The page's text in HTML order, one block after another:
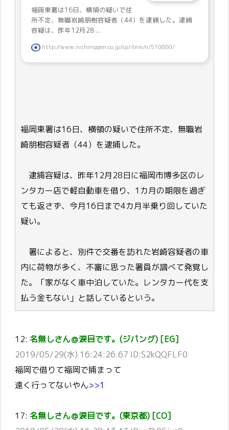
福岡東署は16日、横領の疑いで住
所不定、無職岩崎朋樹容疑者（44）を逮捕した。逮捕
容疑は、昨年12月28 ...
http://www.nishinippon.co.jp/sp/item/n/510800/
福岡東署は16日、横領の疑いで住所不定、無職岩
崎朋樹容疑者（44）を逮捕した。
逮捕容疑は、昨年12月28日に福岡市博多区のレ
ンタカー店で軽自動車を借り、1カ月の期限を過ぎ
ても返さず、今月16日まで4カ月半乗り回していた
疑い。
署によると、別件で交番を訪れた岩崎容疑者の車
内に荷物が多く、不審に思った署員が調べて発覚し
た。「家がなく車中泊していた。レンタカー代を支
払う金もない」と話しているという。
12: 名無しさん＠涙目です。(ジパング) [EG]
2019/05/29(水) 16:24:26.67 ID:S2kQQFLF0
福岡で借りて福岡で捕まって
遠く行ってないやん>>1
17: 名無しさん＠涙目です。(東京都) [CO]